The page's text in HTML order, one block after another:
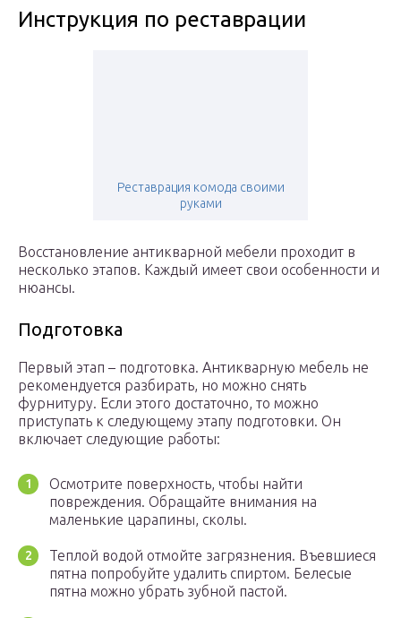
Инструкция по реставрации
Реставрация комода своими
руками
Восстановление антикварной мебели проходит в
несколько этапов. Каждый имеет свои особенности и
нюансы.
Подготовка
Первый этап – подготовка. Антикварную мебель не
рекомендуется разбирать, но можно снять
фурнитуру. Если этого достаточно, то можно
приступать к следующему этапу подготовки. Он
включает следующие работы:
Осмотрите поверхность, чтобы найти
повреждения. Обращайте внимания на
маленькие царапины, сколы.
Теплой водой отмойте загрязнения. Въевшиеся
пятна попробуйте удалить спиртом. Белесые
пятна можно убрать зубной пастой.